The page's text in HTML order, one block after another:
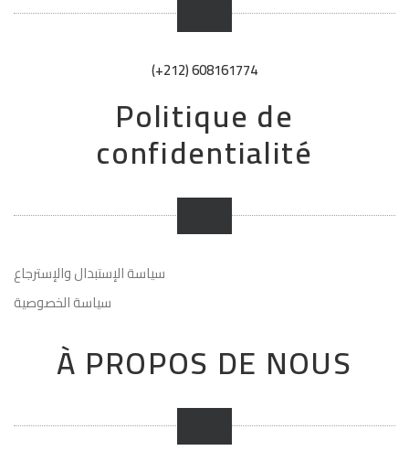
(+212) 608161774
Politique de
confidentialité
سياسة الإستبدال والإسترجاع
سياسة الخصوصية
À PROPOS DE NOUS